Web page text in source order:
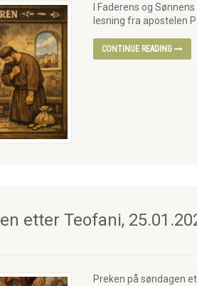
I Faderens og
lesning fra apostelen
CONTINUE READING
etter Teofani,
Preken på søndagen